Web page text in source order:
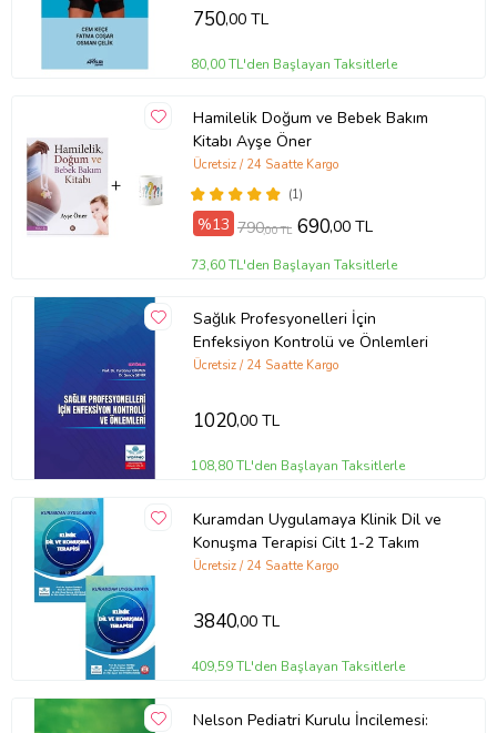
750,00 TL
80,00 TL'den Başlayan Taksitlerle
Hamilelik Doğum ve Bebek Bakım
Kitabı Ayşe Öner
(1)
Ücretsiz / 24 Saatte Kargo
%13 790,00 TL 690,00 TL
73,60 TL'den Başlayan Taksitlerle
Sağlık Profesyonelleri İçin
Enfeksiyon Kontrolü ve Önlemleri
Ücretsiz / 24 Saatte Kargo
1020,00 TL
108,80 TL'den Başlayan Taksitlerle
Kuramdan Uygulamaya Klinik Dil ve
Konuşma Terapisi Cilt 1-2 Takım
Ücretsiz / 24 Saatte Kargo
3840,00 TL
409,59 TL'den Başlayan Taksitlerle
Nelson Pediatri Kurulu İncilemesi: